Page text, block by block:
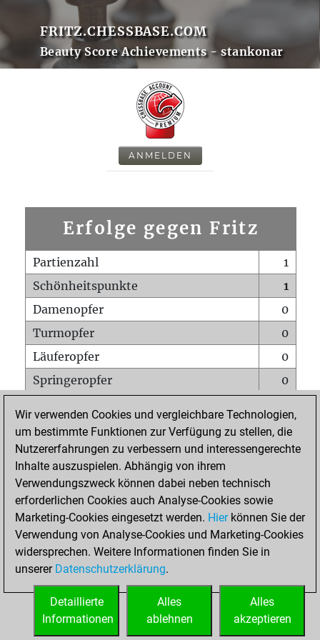
FRITZ.CHESSBASE.COM
Beauty Score Achievements - stankonar
ANMELDEN
Erfolge gegen Fritz
Partienzahl
1
Schönheitspunkte
1
Damenopfer
0
Turmopfer
0
Läuferopfer
0
Springeropfer
0
Matt auf vollem Brett
0
Bauer setzt Matt
0
Erstickte Matts
Unterverwandlungen
Türme auf der siebten
0
STARTSEITE
Wir verwenden Cookies und vergleichbare Technologien,
um bestimmte Funktionen zur Verfügung zu stellen, die
Nutzererfahrungen zu verbessern und interessengerechte
Inhalte auszuspielen. Abhängig von ihrem
Verwendungszweck können dabei neben technisch
erforderlichen Cookies auch Analyse-Cookies sowie
Marketing-Cookies eingesetzt werden. Hierkönnen Sie der
Verwendung von Analyse-Cookies und Marketing-Cookies
widersprechen. Weitere Informationen finden Sie in
unserer Datenschutzerklärung.
Alles
akzeptieren
Alles
ablehnen
Detaillierte
Informationen